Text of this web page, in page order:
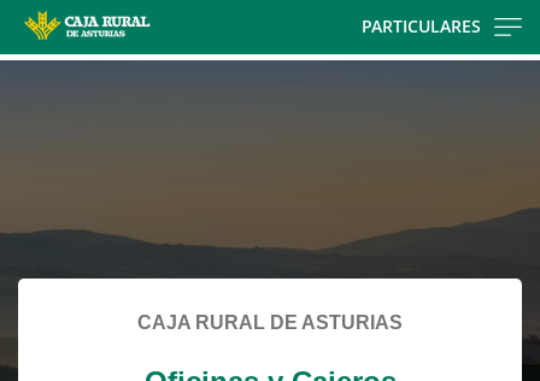
PARTICULARES
CAJA RURAL DE ASTURIAS